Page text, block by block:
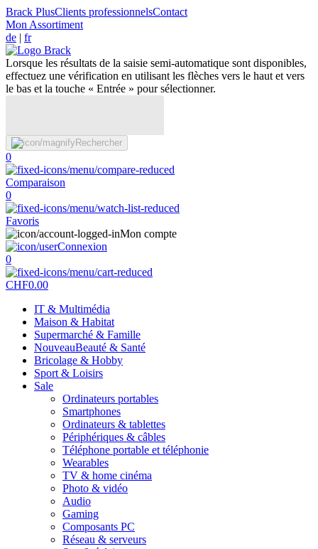
Brack PlusClients professionnelsContact
Mon Assortiment
de | fr
Lorsque les résultats de la saisie semi-automatique sont disponibles,
effectuez une vérification en utilisant les flèches vers le haut et vers
le bas et la touche « Entrée » pour sélectionner.
Rechercher
0
Comparaison
0
Favoris
Mon compte
Connexion
0
CHF0.00
IT & Multimédia
Maison & Habitat
Supermarché & Famille
NouveauBeauté & Santé
Bricolage & Hobby
Sport & Loisirs
Sale
Ordinateurs portables
Smartphones
Ordinateurs & tablettes
Périphériques & câbles
Téléphone portable et téléphonie
Wearables
TV & home cinéma
Photo & vidéo
Audio
Gaming
Composants PC
Réseau & serveurs